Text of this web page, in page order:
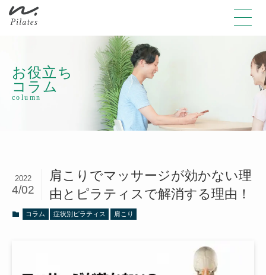
お役立ち
コラム
column
肩こりでマッサージが効かない理
由とピラティスで解消する理由！
2022
4/02
コラム 症状別ピラティス 肩こり